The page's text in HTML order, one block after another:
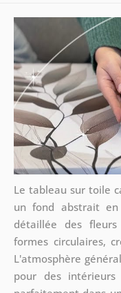
Le tableau sur toile
un fond abstrait
détaillée des
formes circulaires,
L'atmosphère
pour des